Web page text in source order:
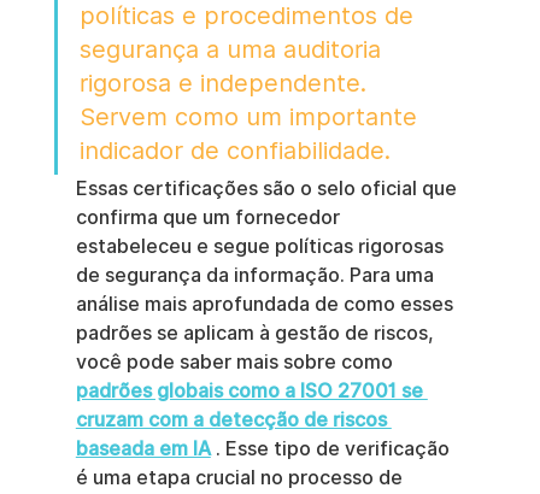
políticas e procedimentos de
segurança a uma auditoria
rigorosa e independente.
Servem como um importante
indicador de confiabilidade.
Essas certificações são o selo oficial que
confirma que um fornecedor
estabeleceu e segue políticas rigorosas
de segurança da informação. Para uma
análise mais aprofundada de como esses
padrões se aplicam à gestão de riscos,
você pode saber mais sobre como
padrões globais como a ISO 27001 se
cruzam com a detecção de riscos
baseada em IA . Esse tipo de verificação
é uma etapa crucial no processo de